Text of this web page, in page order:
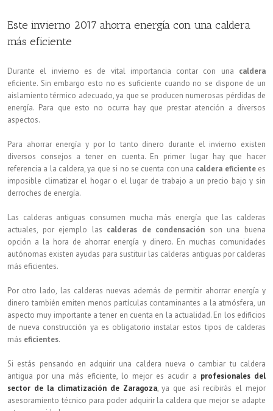
Este invierno 2017 ahorra energía con una caldera
más eficiente
Durante el invierno es de vital importancia contar con una caldera
eficiente. Sin embargo esto no es suficiente cuando no se dispone de un
aislamiento térmico adecuado, ya que se producen numerosas pérdidas de
energía. Para que esto no ocurra hay que prestar atención a diversos
aspectos.
Para ahorrar energía y por lo tanto dinero durante el invierno existen
diversos consejos a tener en cuenta. En primer lugar hay que hacer
referencia a la caldera, ya que si no se cuenta con una caldera eficientees
imposible climatizar el hogar o el lugar de trabajo a un precio bajo y sin
derroches de energía.
Las calderas antiguas consumen mucha más energía que las calderas
actuales, por ejemplo las calderas de condensación son una buena
opción a la hora de ahorrar energía y dinero. En muchas comunidades
autónomas existen ayudas para sustituir las calderas antiguas por calderas
más eficientes.
Por otro lado, las calderas nuevas además de permitir ahorrar energía y
dinero también emiten menos partículas contaminantes a la atmósfera, un
aspecto muy importante a tener en cuenta en la actualidad. En los edificios
de nueva construcción ya es obligatorio instalar estos tipos de calderas
más eficientes.
Si estás pensando en adquirir una caldera nueva o cambiar tu caldera
antigua por una más eficiente, lo mejor es acudir a profesionales del
sector de la climatización de Zaragoza, ya que así recibirás el mejor
asesoramiento técnico para poder adquirir la caldera que mejor se adapte